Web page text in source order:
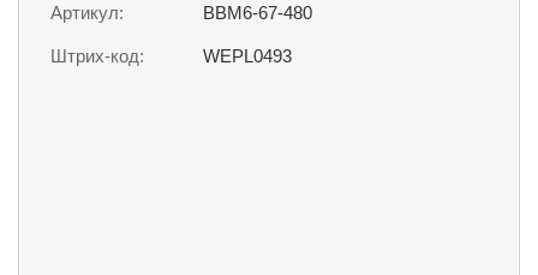
Артикул: BBM6-67-480
Штрих-код: WEPL0493